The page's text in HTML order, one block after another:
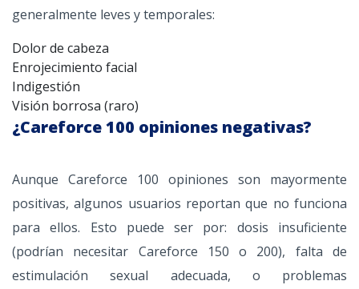
generalmente leves y temporales:
Dolor de cabeza
Enrojecimiento facial
Indigestión
Visión borrosa (raro)
¿Careforce 100 opiniones negativas?
Aunque Careforce 100 opiniones son mayormente
positivas, algunos usuarios reportan que no funciona
para ellos. Esto puede ser por: dosis insuficiente
(podrían necesitar Careforce 150 o 200), falta de
estimulación sexual adecuada, o problemas